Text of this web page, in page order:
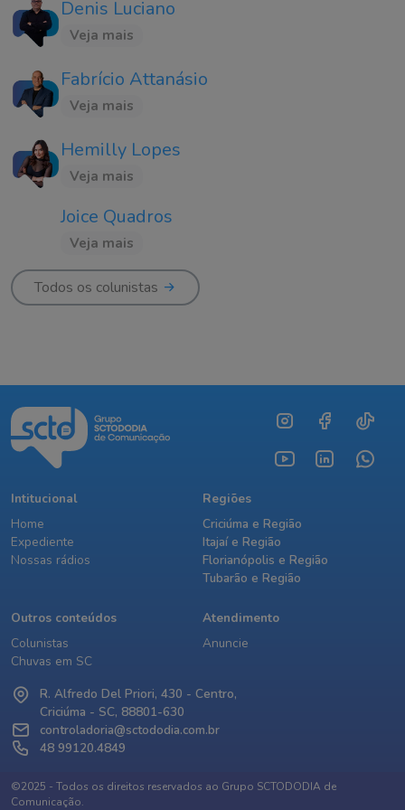
Denis Luciano
Veja mais
Fabrício Attanásio
Veja mais
Hemilly Lopes
Veja mais
Joice Quadros
Veja mais
Todos os colunistas
Intitucional
Home
Expediente
Nossas rádios
Regiões
Criciúma e Região
Itajaí e Região
Florianópolis e Região
Tubarão e Região
Outros conteúdos
Colunistas
Chuvas em SC
Atendimento
Anuncie
R. Alfredo Del Priori, 430 - Centro,
Criciúma - SC, 88801-630
controladoria@sctododia.com.br
48 99120.4849
©2025 - Todos os direitos reservados ao Grupo SCTODODIA de
Comunicação.